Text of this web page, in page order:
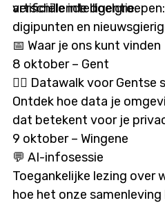
artificiële intelligentie.
verschillende
digipunten en
📅 Waar je ons kunt vinden
8 oktober – Gent
🏃‍♂️ Datawalk voor Gentse
Ontdek hoe data je
dat betekent voor je
9 oktober – Wingene
💬 AI-infosessie
Toegankelijke lezing over
hoe het onze